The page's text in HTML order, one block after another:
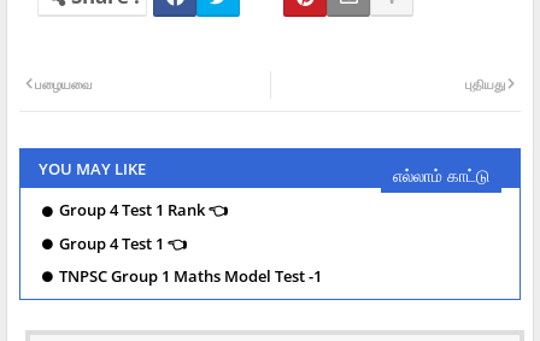
புதியது
பழையவை
YOU MAY LIKE எல்லாம் காட்டு
Group 4 Test 1 Rank 👈
Group 4 Test 1 👈
TNPSC Group 1 Maths Model Test -1